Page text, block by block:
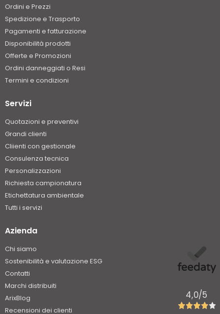
Ordini e Prezzi
Spedizione e Trasporto
Pagamenti e fatturazione
Disponibilità prodotti
Offerte e Promozioni
Ordini danneggiati o Resi
Termini e condizioni
Servizi
Quotazioni e preventivi
Grandi clienti
Cliienti con gestionale
Consulenza tecnica
Personalizzazioni
Richiesta campionatura
Etichettatura ambientale
Tutti i servizi
Azienda
Chi siamo
Sostenibilità e valutazione ESG
Contatti
Marchi distribuiti
ArixBlog
Recensioni dei clienti
4,0/5